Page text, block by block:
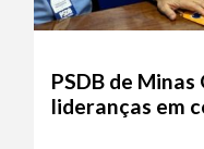
PSDB de
lideranças em